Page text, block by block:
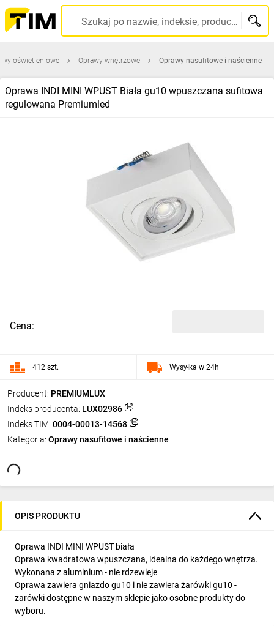
Szukaj po nazwie, indeksie, producencie, kodzie kreskowym...
oświetleniowe Oprawy wnętrzowe Oprawy nasufitowe i naścienne
Oprawa INDI MINI WPUST Biała gu10 wpuszczana sufitowa
regulowana Premiumled
Producent: PREMIUMLUX
Indeks producenta: LUX02986
Indeks TIM: 0004-00013-14568
Kategoria: Oprawy nasufitowe i naścienne
Cena:
412 szt. Wysyłka w 24h
OPIS PRODUKTU
Oprawa INDI MINI WPUST biała
Oprawa kwadratowa wpuszczana, idealna do każdego wnętrza.
Wykonana z aluminium - nie rdzewieje
Oprawa zawiera gniazdo gu10 i nie zawiera żarówki gu10 -
żarówki dostępne w naszym sklepie jako osobne produkty do
wyboru.